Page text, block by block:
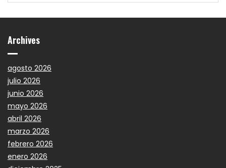
Archives
agosto 2026
julio 2026
junio 2026
mayo 2026
abril 2026
marzo 2026
febrero 2026
enero 2026